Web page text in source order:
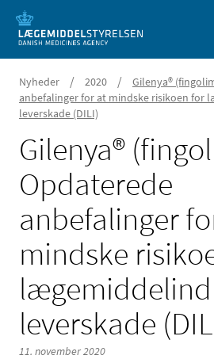
Nyheder / 2020 /
Gilenya®
anbefalinger for at mindske risikoen for
leverskade (DILI)
Gilenya®
Opdaterede
anbefalinger
mindske
leverskade
11. november 2020